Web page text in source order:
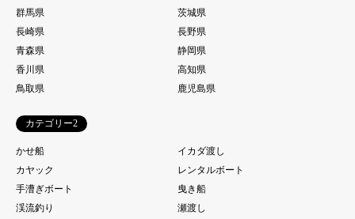
群馬県
茨城県
長崎県
長野県
青森県
静岡県
香川県
高知県
鳥取県
鹿児島県
カテゴリー2
かせ船
イカダ渡し
カヤック
レンタルボート
手漕ぎボート
曳き船
渓流釣り
瀬渡し